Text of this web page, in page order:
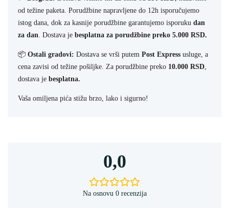
od težine paketa. Porudžbine napravljene do 12h isporučujemo
istog dana, dok za kasnije porudžbine garantujemo isporuku dan
za dan. Dostava je besplatna za porudžbine preko 5.000 RSD.
📦 Ostali gradovi: Dostava se vrši putem Post Express usluge, a
cena zavisi od težine pošiljke. Za porudžbine preko 10.000 RSD,
dostava je besplatna.
Vaša omiljena pića stižu brzo, lako i sigurno!
0,0
Na osnovu 0 recenzija